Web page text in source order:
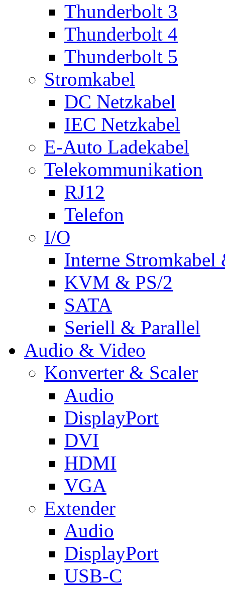
Thunderbolt 3
Thunderbolt 4
Thunderbolt 5
Stromkabel
DC Netzkabel
IEC Netzkabel
E-Auto Ladekabel
Telekommunikation
RJ12
Telefon
I/O
Interne Stromkabel
KVM & PS/2
SATA
Seriell & Parallel
Audio & Video
Konverter & Scaler
Audio
DisplayPort
DVI
HDMI
VGA
Extender
Audio
DisplayPort
USB-C